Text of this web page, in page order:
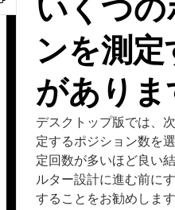
いくつの
ンを測
がありま
デスクトップ版では、
定するポジション数を
定回数が多いほど良い
ルター設計に進む前に
することをお勧めしま